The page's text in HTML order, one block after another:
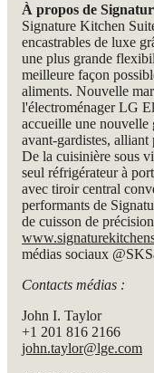
À propos de
Signature Kitchen
encastrables de luxe
une plus grande
meilleure façon
aliments. Nouvelle
l'électroménager LG
accueille une
avant-gardistes,
De la cuisinière sous
seul réfrigérateur à
avec tiroir central
performants de
de cuisson de
médias sociaux
Contacts médias :
John I. Taylor
+1 201 816 2166
john.taylor@lge.com